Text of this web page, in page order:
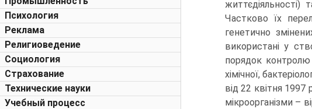
Психология
Реклама
Религиоведение
Социология
Страхование
Технические науки
Учебный процесс
життєдіяльності)
Частково їх
генетично
використані у
порядок
хімічної,
від 22 квітня
мікроорганізми –